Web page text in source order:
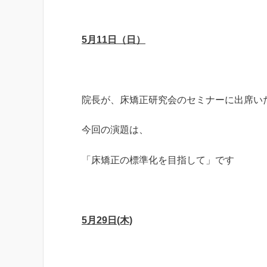
5月11日（日）
院長が、床矯正研究会のセミナーに出席い
今回の演題は、
「床矯正の標準化を目指して」です
5月29日(木)